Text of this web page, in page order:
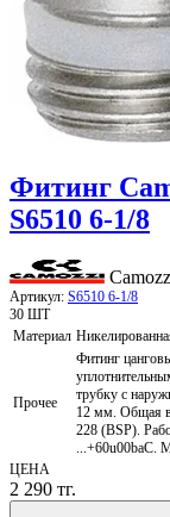
Фитинг
S6510 6-1/8
Артикул: S6510 6-1/8
30 ШТ
Материал
Прочее
Фитинг
трубку с
12 мм. Общая
228 (BSP).
...+60u00baС.
ЦЕНА
2 290 тг.